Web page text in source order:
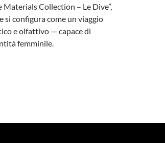
Materials Collection – Le Dive”,
configura come un viaggio
e olfattivo — capace di
femminile.
Belli “The Material Collection – Le Dive” a